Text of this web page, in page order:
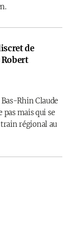
de
Rhin Claude
pas mais qui se
train régional au